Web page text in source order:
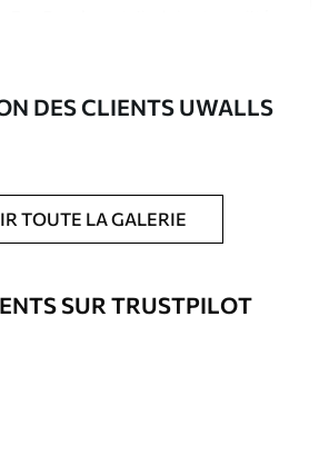
Possibilité d'ajouter un vernis
protecteur pour renforcer la durabilité
du tableau.
DES CLIENTS UWALLS
TOUTE LA GALERIE
SUR TRUSTPILOT